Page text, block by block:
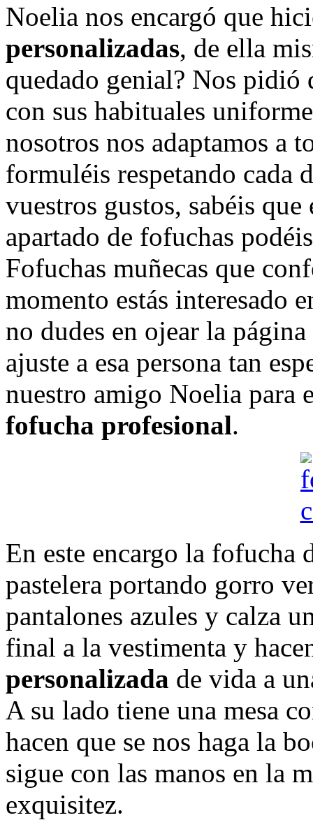
Noelia nos encargó que
personalizadas, de ella
quedado genial? Nos pidió
con sus habituales
nosotros nos adaptamos a
formuléis respetando cada
vuestros gustos, sabéis
apartado de fofuchas
Fofuchas muñecas que
momento estás interesado
no dudes en ojear la
ajuste a esa persona tan
nuestro amigo Noelia para
fofucha profesional.
En este encargo la
pastelera portando gorro
pantalones azules y calza
final a la vestimenta y
personalizada de vida a
A su lado tiene una mesa
hacen que se nos haga la
sigue con las manos en la
exquisitez.